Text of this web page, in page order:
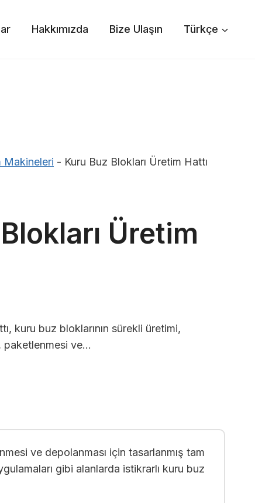
Hakkımızda Bize Ulaşın Türkçe
Makineleri - Kuru Buz Blokları Üretim Hattı
Üretim
kuru buz bloklarının sürekli üretimi,
paketlenmesi ve…
ve depolanması için tasarlanmış tam
gibi alanlarda istikrarlı kuru buz